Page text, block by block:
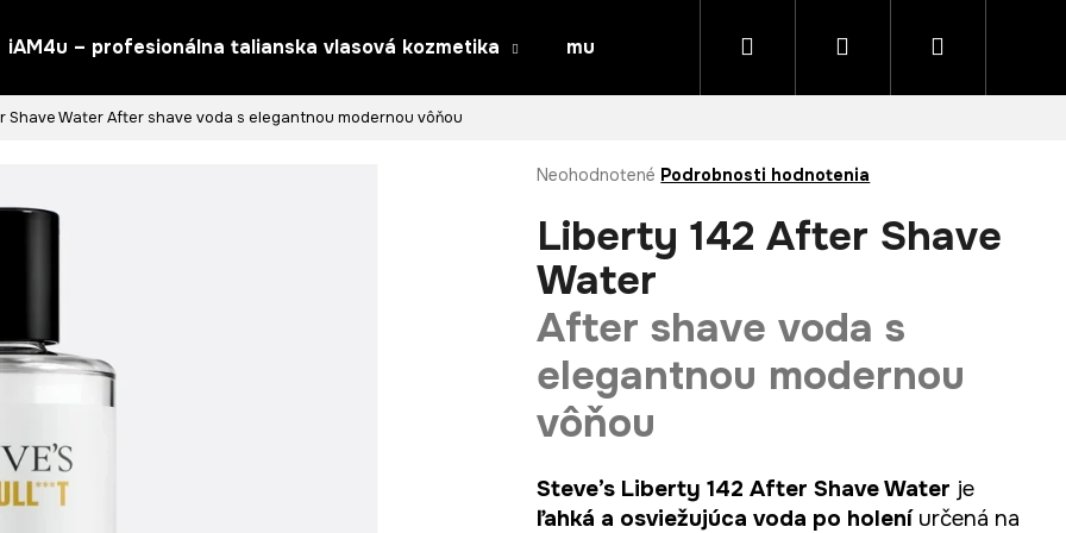
iAM4u – profesionálna talianska vlasová kozmetika muk HAIR CARE – profesionálna austrálska vlasová
Prihlásenie
Shave WaterAfter shave voda s elegantnou modernou vôňou
Priemerné
produktu
je
0,0
z
hviezdičiek.
Neohodnotené Podrobnosti hodnotenia
Liberty 142 After Shave
Water
After shave voda s
elegantnou modernou
vôňou
Steve’s Liberty 142 After Shave Water je
ľahká a osviežujúca voda po holeníurčená na
Čo potrebujete nájsť?